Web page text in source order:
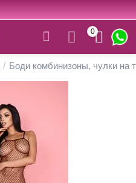
0
/ Боди комбинизоны, чулки на